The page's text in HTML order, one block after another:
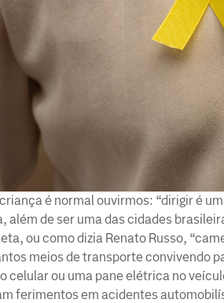
é normal ouvirmos: “dirigir é
além de ser uma das cidades
ou como dizia Renato Russo,
meios de transporte convivendo
celular ou uma pane elétrica no
ferimentos em acidentes